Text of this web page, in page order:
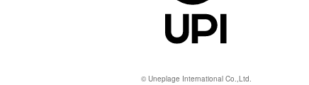
© Uneplage International Co.,Ltd.